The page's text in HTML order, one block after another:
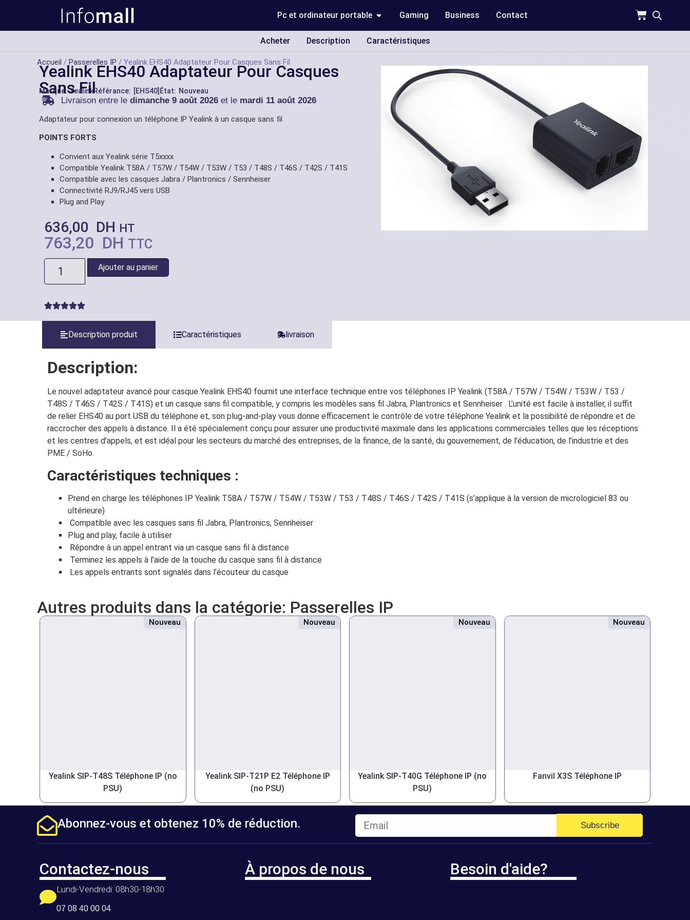
Pc et ordinateur portable Gaming Business Contact
Acheter Description Caractéristiques
Accueil / Passerelles IP / Yealink EHS40 Adaptateur Pour Casques Sans Fil
Yealink EHS40 Adaptateur Pour Casques
Sans Fil
Marque:YealinkRéférance: [EHS40] État: Nouveau
Livraison entre ledimanche 9 août 2026 et le mardi 11 août 2026
Adaptateur pour connexion un téléphone IP Yealink à un casque sans fil
POINTS FORTS
Convient aux Yealink série T5xxxx
Compatible Yealink T58A / T57W / T54W / T53W / T53 / T48S / T46S / T42S / T41S
Compatible avec les casques Jabra / Plantronics / Sennheiser
Connectivité RJ9/RJ45 vers USB
Plug and Play
636,00 DH HT
763,20 DH TTC
Ajouter au panier
Description produit Caractéristiques livraison
Description:
Le nouvel adaptateur avancé pour casque Yealink EHS40 fournit une interface technique entre vos téléphones IP Yealink (T58A / T57W / T54W / T53W / T53 /
T48S / T46S / T42S / T41S) et un casque sans fil compatible, y compris les modèles sans fil Jabra, Plantronics et Sennheiser . L’unité est facile à installer, il suffit
de relier EHS40 au port USB du téléphone et, son plug-and-play vous donne efficacement le contrôle de votre téléphone Yealink et la possibilité de répondre et de
raccrocher des appels à distance. Il a été spécialement conçu pour assurer une productivité maximale dans les applications commerciales telles que les réceptions
et les centres d’appels, et est idéal pour les secteurs du marché des entreprises, de la finance, de la santé, du gouvernement, de l’éducation, de l’industrie et des
PME / SoHo.
Caractéristiques techniques :
Prend en charge les téléphones IP Yealink T58A / T57W / T54W / T53W / T53 / T48S / T46S / T42S / T41S (s’applique à la version de micrologiciel 83 ou
ultérieure)
Compatible avec les casques sans fil Jabra, Plantronics, Sennheiser
Plug and play, facile à utiliser
Répondre à un appel entrant via un casque sans fil à distance
Terminez les appels à l’aide de la touche du casque sans fil à distance
Les appels entrants sont signalés dans l’écouteur du casque
Autres produits dans la catégorie: Passerelles IP
Nouveau
Yealink SIP-T48S Téléphone IP (no
PSU)
Nouveau
Yealink SIP-T21P E2 Téléphone IP
(no PSU)
Nouveau
Yealink SIP-T40G Téléphone IP (no
PSU)
Nouveau
Fanvil X3S Téléphone IP
Abonnez-vous et obtenez 10% de réduction. Subscribe
Contactez-nous
Lundi-Vendredi: 08h30-18h30
07 08 40 00 04
À propos de nous Besoin d'aide?